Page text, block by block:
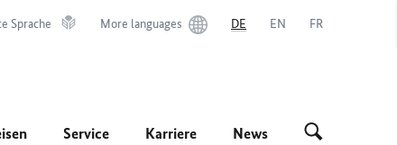
Sprache More languages DE EN FR
Service Karriere News